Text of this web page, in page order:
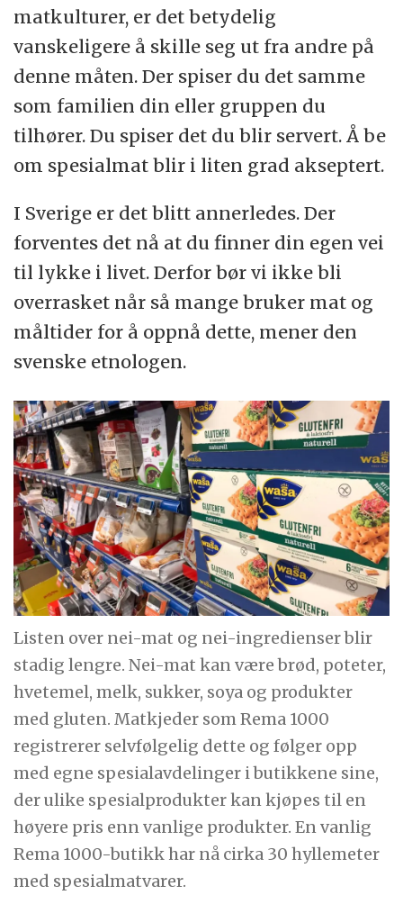
matkulturer, er det betydelig
vanskeligere å skille seg ut fra andre på
denne måten. Der spiser du det samme
som familien din eller gruppen du
tilhører. Du spiser det du blir servert. Å be
om spesialmat blir i liten grad akseptert.
I Sverige er det blitt annerledes. Der
forventes det nå at du finner din egen vei
til lykke i livet. Derfor bør vi ikke bli
overrasket når så mange bruker mat og
måltider for å oppnå dette, mener den
svenske etnologen.
Listen over nei-mat og nei-ingredienser blir
stadig lengre. Nei-mat kan være brød, poteter,
hvetemel, melk, sukker, soya og produkter
med gluten. Matkjeder som Rema 1000
registrerer selvfølgelig dette og følger opp
med egne spesialavdelinger i butikkene sine,
der ulike spesialprodukter kan kjøpes til en
høyere pris enn vanlige produkter. En vanlig
Rema 1000-butikk har nå cirka 30 hyllemeter
med spesialmatvarer.